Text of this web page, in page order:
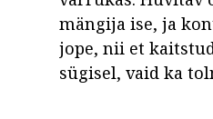
mängija ise, ja
jope, nii et
sügisel, vaid ka